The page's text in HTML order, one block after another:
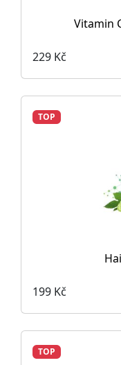
Vitamin
229 Kč
TOP
199 Kč
TOP